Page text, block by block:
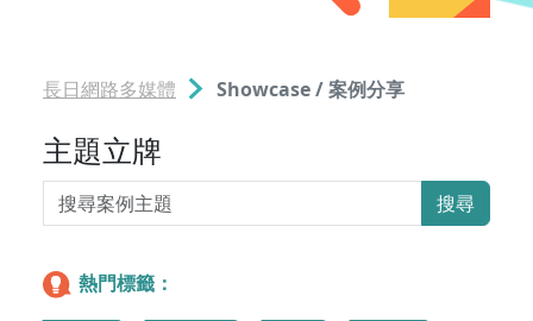
長日網路多媒體 Showcase / 案例分享
主題立牌
搜尋
熱門標籤：